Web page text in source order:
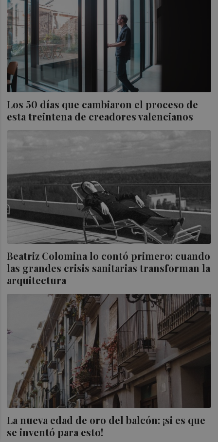
Los 50 días que cambiaron el proceso de
esta treintena de creadores valencianos
Beatriz Colomina lo contó primero: cuando
las grandes crisis sanitarias transforman la
arquitectura
La nueva edad de oro del balcón: ¡si es que
se inventó para esto!